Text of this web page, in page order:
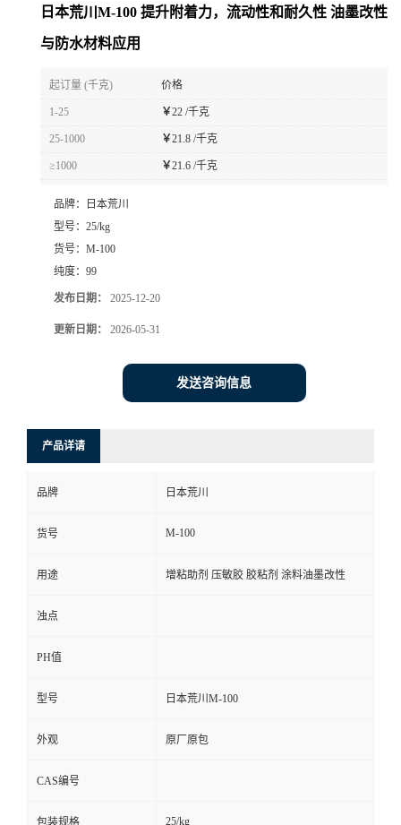
日本荒川M-100 提升附着力，流动性和耐久性 油墨改性
与防水材料应用
起订量 (千克) 价格
1-25 ￥22 /千克
25-1000 ￥21.8 /千克
≥1000 ￥21.6 /千克
品牌：
日本荒川
型号： 25/kg
货号： M-100
纯度： 99
发布日期： 2025-12-20
更新日期： 2026-05-31
发送咨询信息
产品详请
品牌 日本荒川
货号 M-100
用途 增粘助剂 压敏胶 胶粘剂 涂料油墨改性
浊点
PH值
型号 日本荒川M-100
外观 原厂原包
CAS编号
25/kg